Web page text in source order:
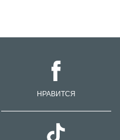
НРАВИТСЯ